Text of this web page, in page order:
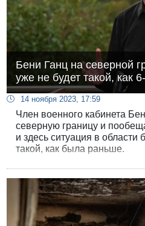
Бени Ганц на северной
уже не будет такой, как
14 ноября 2023, 17:59
Член военного кабинета
северную границу и
и здесь ситуация в области
такой, как была раньше.